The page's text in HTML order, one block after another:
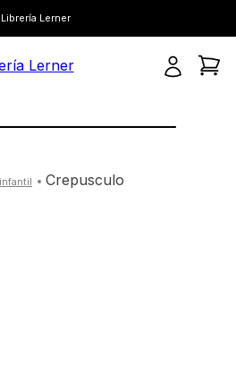
Librería Lerner
crepusculo